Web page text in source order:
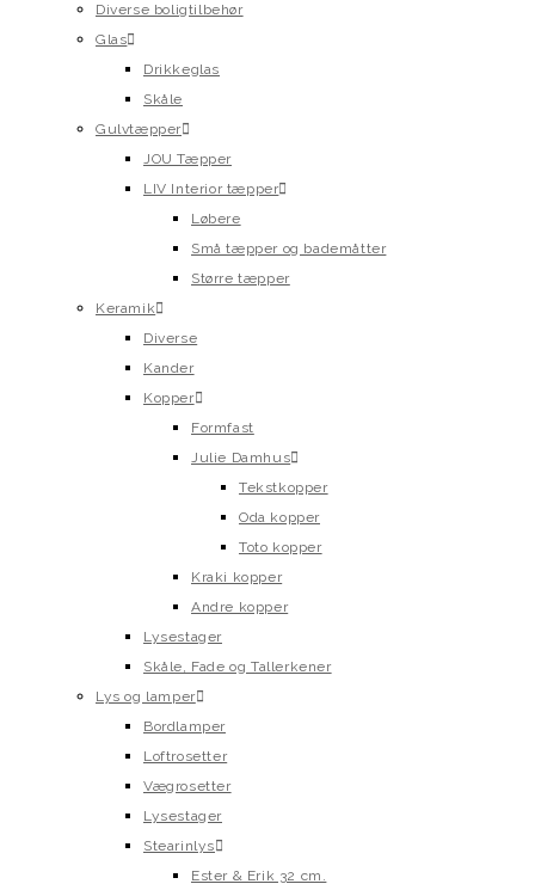
Diverse boligtilbehør
Glas
Drikkeglas
Skåle
Gulvtæpper
JOU Tæpper
LIV Interior tæpper
Løbere
Små tæpper og bademåtter
Større tæpper
Keramik
Diverse
Kander
Kopper
Formfast
Julie Damhus
Tekstkopper
Oda kopper
Toto kopper
Kraki kopper
Andre kopper
Lysestager
Skåle, Fade og Tallerkener
Lys og lamper
Bordlamper
Loftrosetter
Vægrosetter
Lysestager
Stearinlys
Ester & Erik 32 cm.